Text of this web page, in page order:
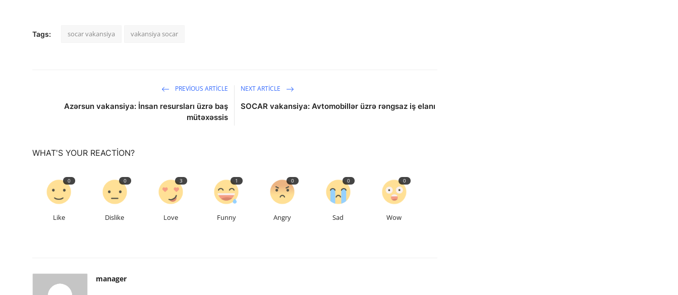
Tags: socar vakansiya vakansiya socar
PREVIOUS ARTICLE
Azərsun vakansiya: İnsan resursları üzrə baş
mütəxəssis
NEXT ARTICLE
SOCAR vakansiya: Avtomobillər üzrə rəngsaz iş elanı
WHAT'S YOUR REACTION?
0
Like
0
Dislike
3
Love
1
Funny
0
Angry
0
Sad
0
Wow
manager